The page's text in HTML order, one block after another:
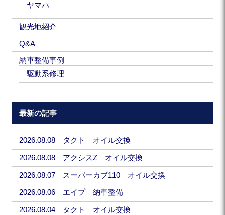
ヤマハ
観光地紹介
Q&A
納車整備事例
駆動系修理
最新の記事
2026.08.08 タクト オイル交換
2026.08.08 アクシスZ オイル交換
2026.08.07 スーパーカブ110 オイル交換
2026.08.06 エイプ 納車整備
2026.08.04 タクト オイル交換